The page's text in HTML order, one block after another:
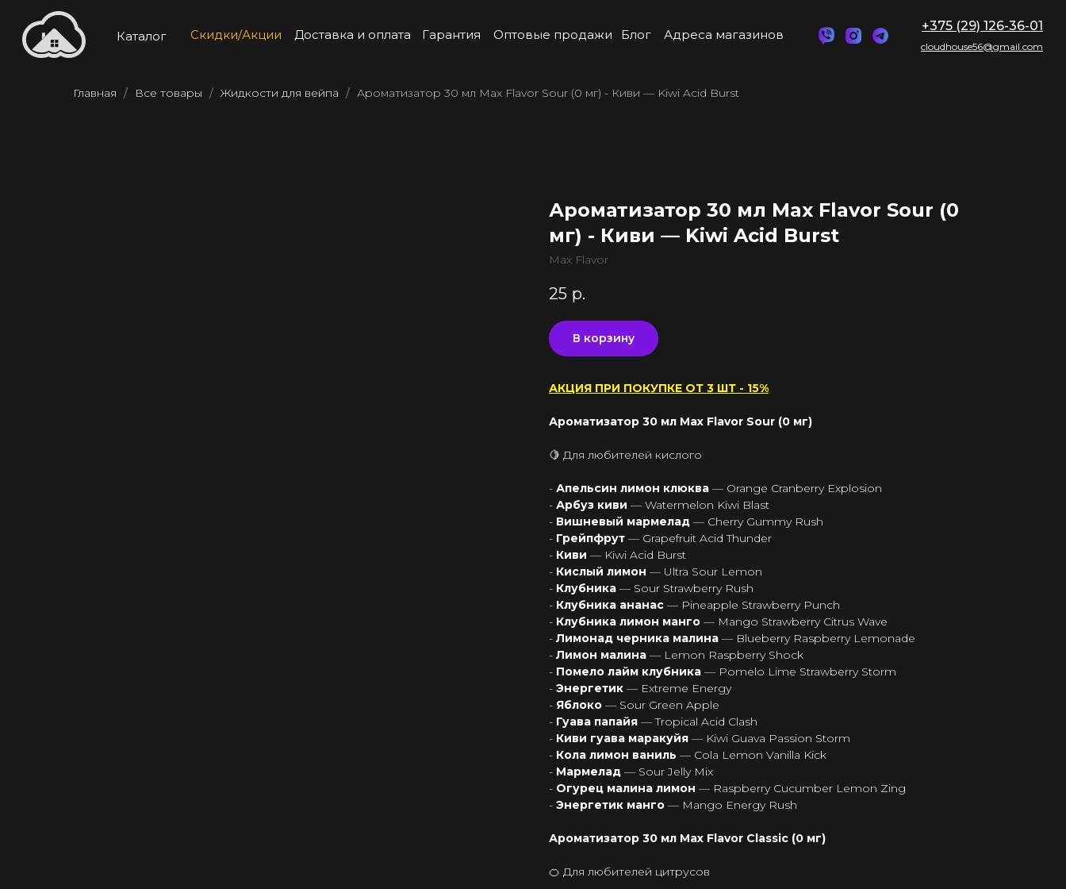
Каталог Скидки/Акции Доставка и оплата Гарантия Оптовые продажи Блог Адреса магазинов
+375 (29) 126-36-01
cloudhouse56@gmail.com
Главная Все товары Жидкости для вейпа Ароматизатор 30 мл Max Flavor Sour (0 мг) - Киви — Kiwi Acid Burst
Ароматизатор 30 мл Max Flavor Sour (0
мг) - Киви — Kiwi Acid Burst
Max Flavor
25 р.
В корзину
АКЦИЯ ПРИ ПОКУПКЕ ОТ 3 ШТ - 15%
Ароматизатор 30 мл Max Flavor Sour (0 мг)
🍋 Для любителей кислого
- Апельсин лимон клюква — Orange Cranberry Explosion
- Арбуз киви — Watermelon Kiwi Blast
- Вишневый мармелад — Cherry Gummy Rush
- Грейпфрут — Grapefruit Acid Thunder
- Киви — Kiwi Acid Burst
- Кислый лимон — Ultra Sour Lemon
- Клубника — Sour Strawberry Rush
- Клубника ананас — Pineapple Strawberry Punch
- Клубника лимон манго — Mango Strawberry Citrus Wave
- Лимонад черника малина — Blueberry Raspberry Lemonade
- Лимон малина — Lemon Raspberry Shock
- Помело лайм клубника — Pomelo Lime Strawberry Storm
- Энергетик — Extreme Energy
- Яблоко — Sour Green Apple
- Гуава папайя — Tropical Acid Clash
- Киви гуава маракуйя — Kiwi Guava Passion Storm
- Кола лимон ваниль — Cola Lemon Vanilla Kick
- Мармелад — Sour Jelly Mix
- Огурец малина лимон — Raspberry Cucumber Lemon Zing
- Энергетик манго — Mango Energy Rush
Ароматизатор 30 мл Max Flavor Classic (0 мг)
🍊 Для любителей цитрусов